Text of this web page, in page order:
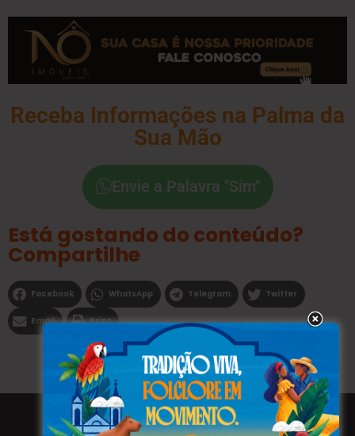
Receba Informações na Palma da
Sua Mão
Envie a Palavra "Sim"
Está gostando do conteúdo?
Compartilhe
Facebook WhatsApp Telegram Twitter
Email Print
Todos os direitos reservados a WEBFAVORITA.COM.BR